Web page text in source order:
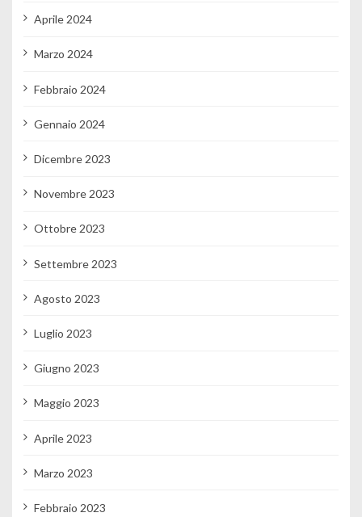
Aprile 2024
Marzo 2024
Febbraio 2024
Gennaio 2024
Dicembre 2023
Novembre 2023
Ottobre 2023
Settembre 2023
Agosto 2023
Luglio 2023
Giugno 2023
Maggio 2023
Aprile 2023
Marzo 2023
Febbraio 2023